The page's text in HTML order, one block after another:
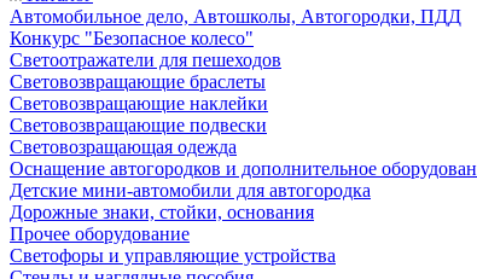
Автомобильное дело, Автошколы, Автогородки, ПДД
Конкурс "Безопасное колесо"
Светоотражатели для пешеходов
Световозвращающие браслеты
Световозвращающие наклейки
Световозвращающие подвески
Световозращающая одежда
Оснащение автогородков и дополнительное
Детские мини-автомобили для автогородка
Дорожные знаки, стойки, основания
Прочее оборудование
Светофоры и управляющие устройства